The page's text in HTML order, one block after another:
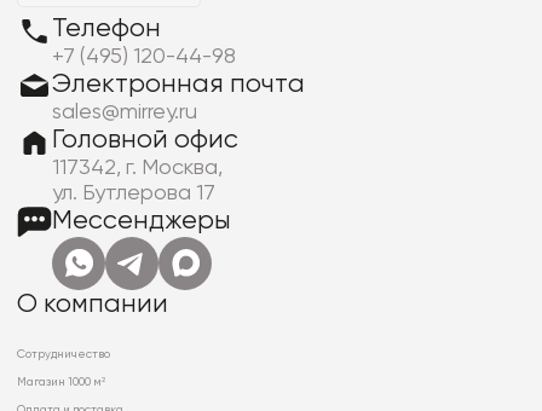
Телефон
+7 (495) 120-44-98
Электронная почта
sales@mirrey.ru
Головной офис
117342, г. Москва,
ул. Бутлерова 17
Мессенджеры
О компании
Сотрудничество
Магазин 1000 м²